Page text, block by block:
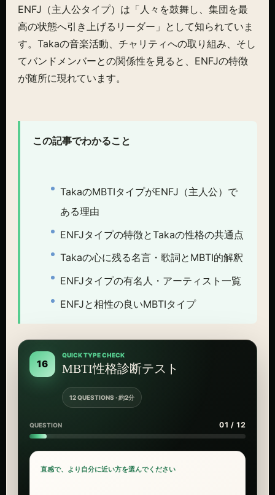
ENFJ（主人公タイプ）は「人々を鼓舞し、集団を最
高の状態へ引き上げるリーダー」として知られていま
す。Takaの音楽活動、チャリティへの取り組み、そし
てバンドメンバーとの関係性を見ると、ENFJの特徴
が随所に現れています。
この記事でわかること
TakaのMBTIタイプがENFJ（主人公）で
ある理由
ENFJタイプの特徴とTakaの性格の共通点
Takaの心に残る名言・歌詞とMBTI的解釈
ENFJタイプの有名人・アーティスト一覧
ENFJと相性の良いMBTIタイプ
16
QUICK TYPE CHECK
MBTI性格診断テスト
12 QUESTIONS · 約2分
QUESTION 01 / 12
直感で、より自分に近い方を選んでください